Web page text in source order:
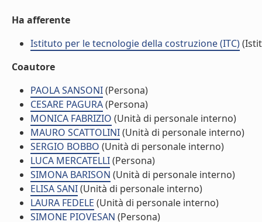
Ha afferente
Istituto per le tecnologie della costruzione (ITC)
Coautore
PAOLA SANSONI(Persona)
CESARE PAGURA(Persona)
MONICA FABRIZIO (Unità di personale interno)
MAURO SCATTOLINI(Unità di personale interno)
SERGIO BOBBO (Unità di personale interno)
LUCA MERCATELLI(Persona)
SIMONA BARISON (Unità di personale interno)
ELISA SANI(Unità di personale interno)
LAURA FEDELE (Unità di personale interno)
SIMONE PIOVESAN (Persona)